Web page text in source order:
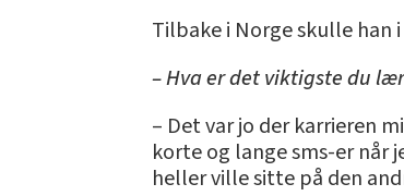
Tilbake i Norge skulle han
– Hva er det viktigste du
– Det var jo der karrieren
korte og lange sms-er når
heller ville sitte på den